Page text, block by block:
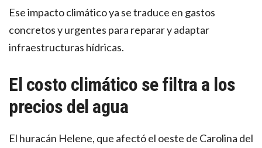
Ese impacto climático ya se traduce en gastos
concretos y urgentes para reparar y adaptar
infraestructuras hídricas.
El costo climático se filtra a los
precios del agua
El huracán Helene, que afectó el oeste de Carolina del